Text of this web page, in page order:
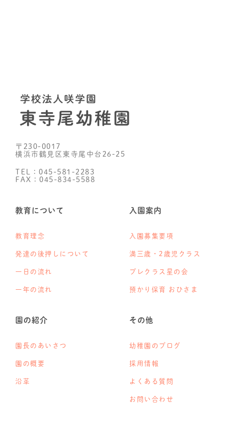
〒230-0017
横浜市鶴見区東寺尾中台26-25
TEL：045-581-2283
FAX：045-834-5588
教育について
教育理念
発達の後押しについて
一日の流れ
一年の流れ
入園案内
入園募集要項
満三歳・2歳児クラス
プレクラス星の会
預かり保育 おひさま
園の紹介
園長のあいさつ
園の概要
沿革
その他
幼稚園のブログ
採用情報
よくある質問
お問い合わせ